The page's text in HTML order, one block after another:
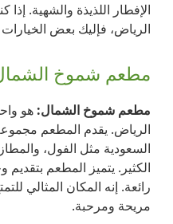
الإفطار اللذيذة والشهية.
الرياض، فإليك بعض
مطعم شموخ
مطعم شموخ الشمال: هو
الرياض. يقدم المطعم
السعودية مثل الفول،
الكثير. يتميز المطعم
رائعة. إنه المكان المثالي
مريحة ومرحبة.